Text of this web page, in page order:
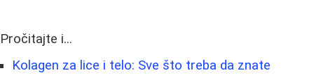
Pročitajte i...
Kolagen za lice i telo: Sve što treba da znate